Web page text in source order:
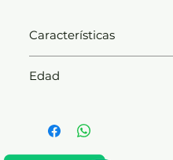
Características
Presentación: Rústica con
Edad